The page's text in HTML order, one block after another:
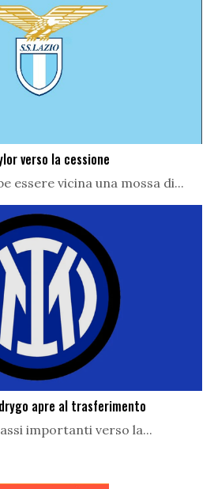
verso la cessione
essere vicina una mossa di...
apre al trasferimento
importanti verso la...